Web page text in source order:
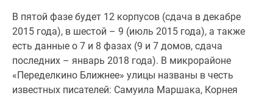
проекте
Контакты
Реклама
сайте
В пятой фазе будет 12 корпусов (сдача в декабре
2015 года), в шестой – 9 (июль 2015 года), а также
есть данные о 7 и 8 фазах (9 и 7 домов, сдача
последних – январь 2018 года). В микрорайоне
«Переделкино Ближнее» улицы названы в честь
известных писателей: Самуила Маршака, Корнея